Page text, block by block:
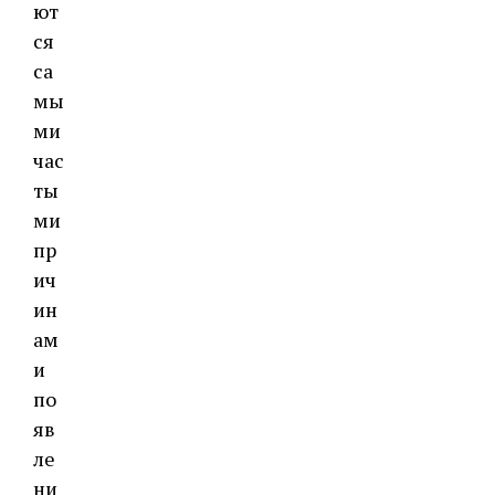
ют
ся
са
мы
ми
час
ты
ми
пр
ич
ин
ам
и
по
яв
ле
ни